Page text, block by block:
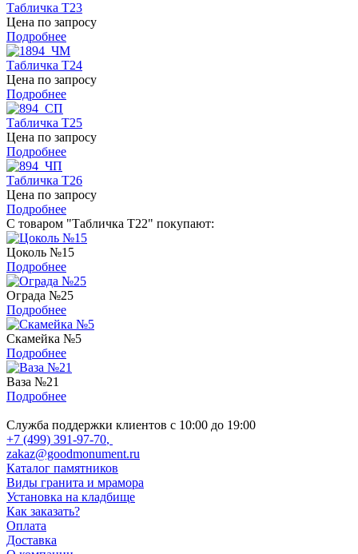
Табличка Т23
Цена по запросу
Подробнее
Табличка Т24
Цена по запросу
Подробнее
Табличка Т25
Цена по запросу
Подробнее
Табличка Т26
Цена по запросу
Подробнее
С товаром "Табличка Т22" покупают:
Цоколь №15
Подробнее
Ограда №25
Подробнее
Скамейка №5
Подробнее
Ваза №21
Подробнее
Служба поддержки клиентов с 10:00 до 19:00
+7 (499) 391-97-70,
zakaz@goodmonument.ru
Каталог памятников
Виды гранита и мрамора
Установка на кладбище
Как заказать?
Оплата
Доставка